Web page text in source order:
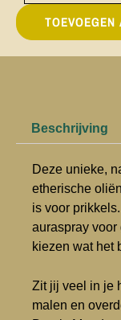
10
TOEVOEGEN
Beschrijving
Deze unieke,
etherische
is voor
auraspray voor
kiezen wat het
Zit jij veel in je
malen en